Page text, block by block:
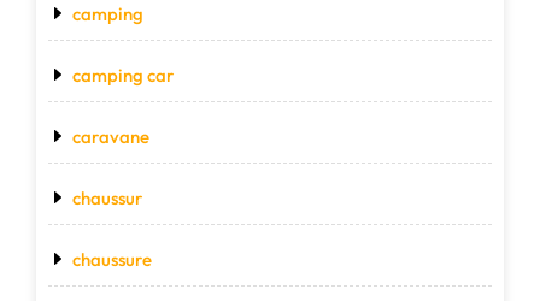
camping
camping car
caravane
chaussur
chaussure